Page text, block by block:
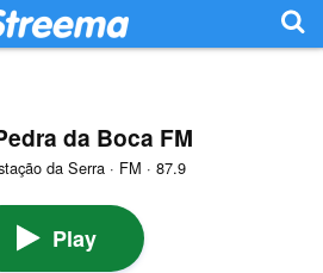
da Boca FM
da Serra · FM · 87.9
Play